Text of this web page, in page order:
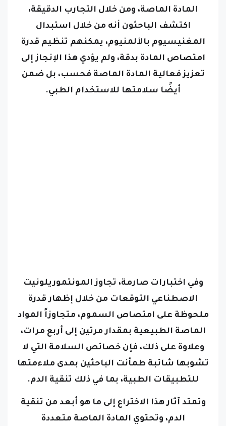
اكتشف الباحثون أنه من خلال استبدال
المغنيسيوم بالألمنيوم، يمكنهم تنظيم قدرة
امتصاص المادة بدقة، ولم يؤدي هذا الإنجاز إلى
تعزيز فعالية المادة الماصة فحسب، بل ضمن
أيضًا سلامتها للاستخدام الطبي.
الاصطناعي التوقعات من خلال إظهار قدرة
ملحوظة على امتصاص السموم، متجاوزاً المواد
الماصة الطبيعية بمقدار مرتين إلى أربع مرات،
وعلاوة على ذلك، فإن خصائص السلامة التي لا
تشوبها شائبة طمأنت الباحثين بمدى ملاءمتها
للتطبيقات الطبية، بما في ذلك تنقية الدم.
وتمتد آثار هذا الاختراع إلى ما هو أبعد من تنقية
الدم، وتحتوي المادة الماصة متعددة
الاستخدامات على تطبيقات محتملة في بيئات